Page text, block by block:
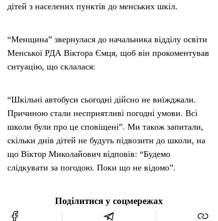
дітей з населених пунктів до менських шкіл.
“Менщина” звернулася до начальника відділу освіти
Менської РДА Віктора Ємця, щоб він прокоментував
ситуацію, що склалася:
“Шкільні автобуси сьогодні дійсно не виїжджали.
Причиною стали несприятливі погодні умови. Всі
школи були про це сповіщені”. Ми також запитали,
скільки днів дітей не будуть підвозити до школи, на
що Віктор Миколайович відповів: “Будемо
слідкувати за погодою. Поки що не відомо”.
Поділитися у соцмережах